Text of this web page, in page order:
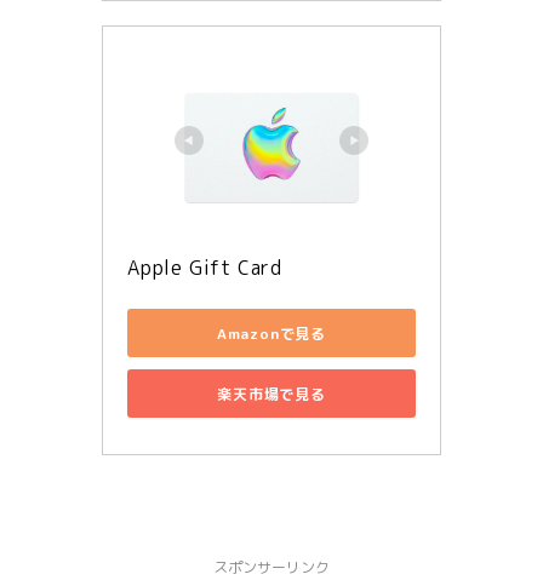
Apple Gift Card
Amazonで見る
楽天市場で見る
スポンサーリンク